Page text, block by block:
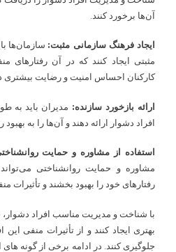
آن‌ها برخورد کنند.
ایجاد فرهنگ سازمانی مثبت: سازمان‌ها
مثبتی ایجاد کنند که در آن رفتارهای
کارکنان احساس امنیت و رضایت بیشتری
ارائه بازخورد سازنده: مدیران باید به
افراد دشوار ارائه دهند و آن‌ها را به
استفاده از مشاوره و حمایت
مشاوره و حمایت روانشناختی
رفتارهای خود را بهبود بخشند و تأثیرات
با شناخت و مدیریت مناسب افراد
بهتری ایجاد کنند و از تأثیرات منفی این
جلوگیری کنند. در ادامه برخی از گونه